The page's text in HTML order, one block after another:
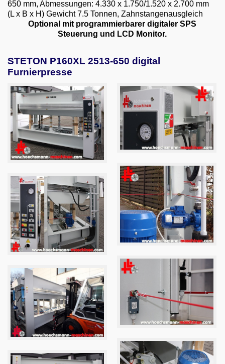
650 mm, Abmessungen: 4.330 x 1.750/1.520 x 2.700 mm
(L x B x H) Gewicht 7.5 Tonnen, Zahnstangenausgleich
Optional mit programmierbarer digitaler SPS
Steuerung und LCD Monitor.
STETON P160XL 2513-650 digital
Furnierpresse